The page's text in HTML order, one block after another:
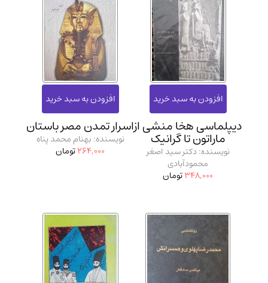
دیپلماسی هخا منشی از
ماراتون تا گرانیک
نویسنده: دکتر سید اصغر
محمودآبادی
348,000تومان
اسرار تمدن مصر باستان
نویسنده: بهنام محمد پناه
264,000تومان